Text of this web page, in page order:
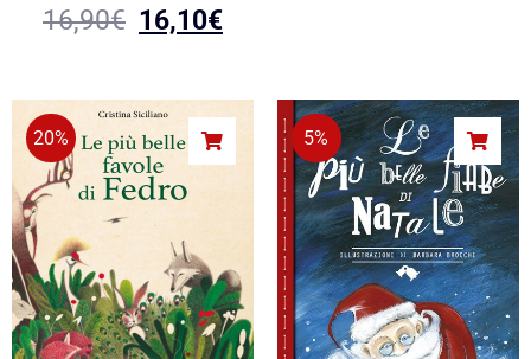
16,90€ 16,10€
20% 5%